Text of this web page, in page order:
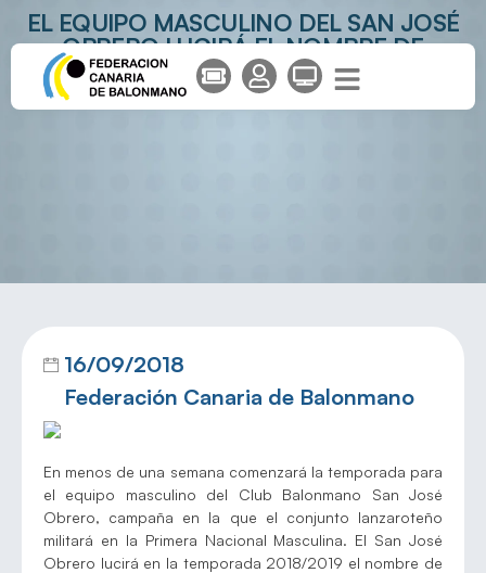
EL EQUIPO MASCULINO DEL SAN JOSÉ
OBRERO LUCIRÁ EL NOMBRE DE
GOURMET AMPATE
16/09/2018
Federación Canaria de Balonmano
En menos de una semana comenzará la temporada para
el equipo masculino del Club Balonmano San José
Obrero, campaña en la que el conjunto lanzaroteño
militará en la Primera Nacional Masculina. El San José
Obrero lucirá en la temporada 2018/2019 el nombre de